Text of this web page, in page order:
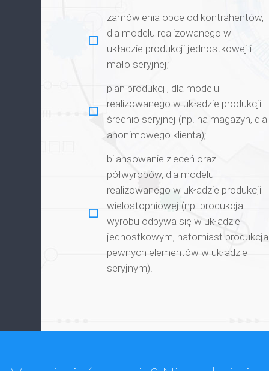
zamówienia obce od kontrahentów,
dla modelu realizowanego w
układzie produkcji jednostkowej i
mało seryjnej;
plan produkcji, dla modelu
realizowanego w układzie produkcji
średnio seryjnej (np. na magazyn, dla
anonimowego klienta);
bilansowanie zleceń oraz
półwyrobów, dla modelu
realizowanego w układzie produkcji
wielostopniowej (np. produkcja
wyrobu odbywa się w układzie
jednostkowym, natomiast produkcja
pewnych elementów w układzie
seryjnym).